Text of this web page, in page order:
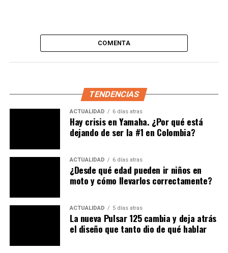
mientras que la altura del asiento es de 815mm. Yamaha
también se aseguró de que el diseño del asiento sea
adecuado para todo tipo de usuario.
Le puede interesar:
Viene con un espacio de almacenamiento de 23.2L, dos
porta cascos, tanque de 6.1L y un puerto de carga USB.
Ojala Incolmotos negocie con Japón la llegada de este
juguete a Colombia.
COMENTA
TENDENCIAS
ACTUALIDAD 6 días atras
Hay crisis en Yamaha. ¿Por qué está
dejando de ser la #1 en Colombia?
ACTUALIDAD 6 días atras
¿Desde qué edad pueden ir niños en
moto y cómo llevarlos correctamente?
ACTUALIDAD 5 días atras
La nueva Pulsar 125 cambia y deja atrás
el diseño que tanto dio de qué hablar